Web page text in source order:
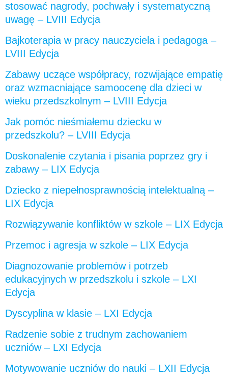
stosować nagrody, pochwały i systematyczną
uwagę – LVIII Edycja
Bajkoterapia w pracy nauczyciela i pedagoga –
LVIII Edycja
Zabawy uczące współpracy, rozwijające empatię
oraz wzmacniające samoocenę dla dzieci w
wieku przedszkolnym – LVIII Edycja
Jak pomóc nieśmiałemu dziecku w
przedszkolu? – LVIII Edycja
Doskonalenie czytania i pisania poprzez gry i
zabawy – LIX Edycja
Dziecko z niepełnosprawnością intelektualną –
LIX Edycja
Rozwiązywanie konfliktów w szkole – LIX Edycja
Przemoc i agresja w szkole – LIX Edycja
Diagnozowanie problemów i potrzeb
edukacyjnych w przedszkolu i szkole – LXI
Edycja
Dyscyplina w klasie – LXI Edycja
Radzenie sobie z trudnym zachowaniem
uczniów – LXI Edycja
Motywowanie uczniów do nauki – LXII Edycja